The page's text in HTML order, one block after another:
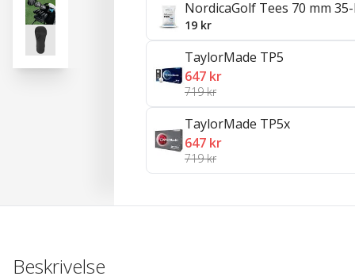
NordicaGolf Tees 70 mm
19 kr
TaylorMade TP5
647 kr
719 kr
TaylorMade TP5x
647 kr
719 kr
Beskrivelse